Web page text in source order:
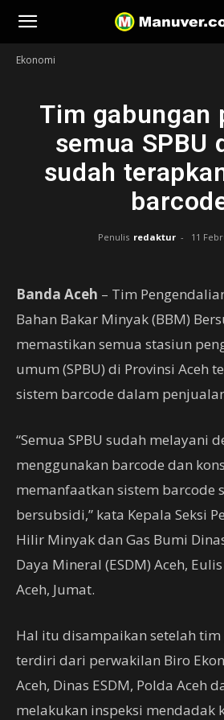
Manuver
Ekonomi
Tim gabungan
semua SPBU
sudah
Penulis redaktur - 11
Banda Aceh – Tim
Bahan Bakar Minyak (BBM)
memastikan semua stasiun
umum (SPBU) di Provinsi Aceh
sistem barcode dalam
“Semua SPBU sudah melayani
menggunakan barcode dan
memanfaatkan sistem barcode
bersubsidi,” kata Kepala Seksi
Hilir Minyak dan Gas Bumi
Daya Mineral (ESDM) Aceh,
Aceh, Jumat.
Hal itu disampaikan setelah
terdiri dari perwakilan Biro
Aceh, Dinas ESDM, Polda Aceh
melakukan inspeksi mendadak